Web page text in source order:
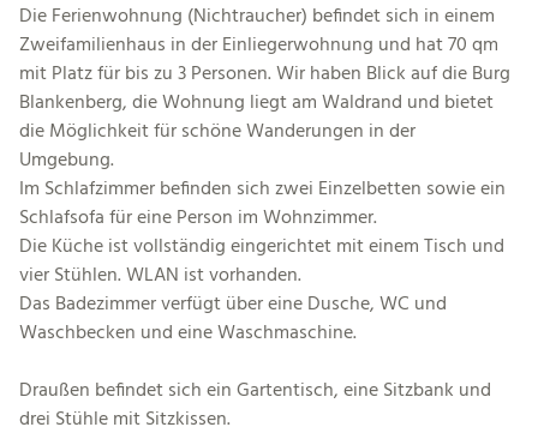
Die Ferienwohnung (Nichtraucher) befindet sich in einem
Zweifamilienhaus in der Einliegerwohnung und hat 70 qm
mit Platz für bis zu 3 Personen. Wir haben Blick auf die Burg
Blankenberg, die Wohnung liegt am Waldrand und bietet
die Möglichkeit für schöne Wanderungen in der
Umgebung.
Im Schlafzimmer befinden sich zwei Einzelbetten sowie ein
Schlafsofa für eine Person im Wohnzimmer.
Die Küche ist vollständig eingerichtet mit einem Tisch und
vier Stühlen. WLAN ist vorhanden.
Das Badezimmer verfügt über eine Dusche, WC und
Waschbecken und eine Waschmaschine.
Draußen befindet sich ein Gartentisch, eine Sitzbank und
drei Stühle mit Sitzkissen.